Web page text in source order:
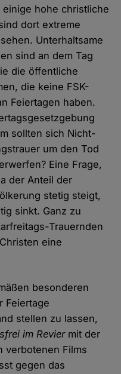
hohe christliche
dort extreme
Unterhaltsame
sind an dem Tag
die öffentliche
die keine FSK-
Feiertagen haben.
sollten sich Nicht-
um den Tod
Eine Frage,
der Anteil der
stetig steigt,
sinkt. Ganz zu
Trauernden
eine
besonderen
Feiertage
stellen zu lassen,
im Reviermit der
verbotenen Films
gegen das